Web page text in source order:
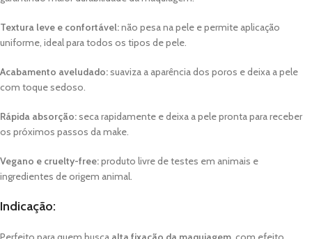
Textura leve e confortável:não pesa na pele e permite aplicação
uniforme, ideal para todos os tipos de pele.
Acabamento aveludado:suaviza a aparência dos poros e deixa a pele
com toque sedoso.
Rápida absorção:seca rapidamente e deixa a pele pronta para receber
os próximos passos da make.
Vegano e cruelty-free:produto livre de testes em animais e
ingredientes de origem animal.
Indicação: